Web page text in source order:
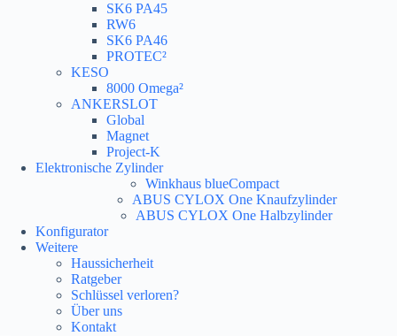
SK6 PA45
RW6
SK6 PA46
PROTEC²
KESO
8000 Omega²
ANKERSLOT
Global
Magnet
Project-K
Elektronische Zylinder
Winkhaus blueCompact
ABUS CYLOX One Knaufzylinder
ABUS CYLOX One Halbzylinder
Konfigurator
Weitere
Haussicherheit
Ratgeber
Schlüssel verloren?
Über uns
Kontakt